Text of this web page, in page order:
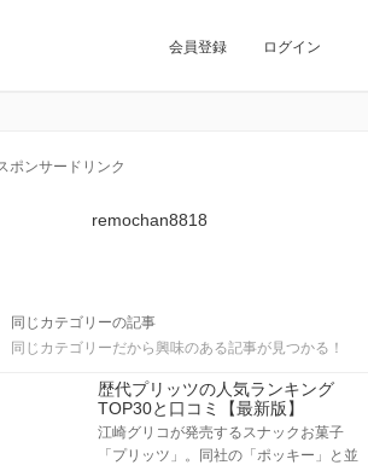
会員登録 ログイン
ポンサードリンク
remochan8818
同じカテゴリーの記事
同じカテゴリーだから興味のある記事が見つかる！
歴代プリッツの人気ランキング
TOP30と口コミ【最新版】
江崎グリコが発売するスナックお菓子
「プリッツ」。同社の「ポッキー」と並